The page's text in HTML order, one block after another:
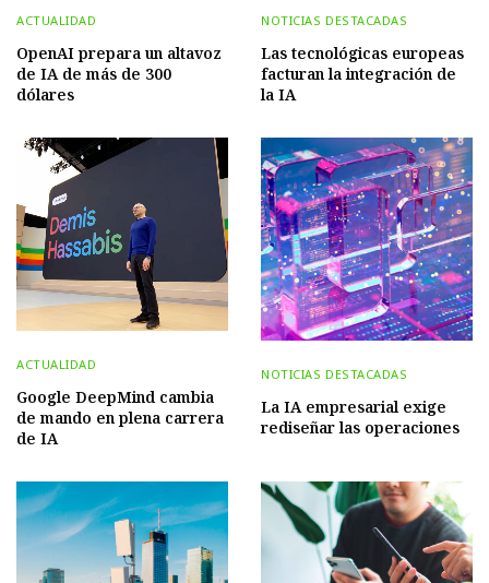
ACTUALIDAD
OpenAI prepara un altavoz
de IA de más de 300
dólares
NOTICIAS DESTACADAS
Las tecnológicas europeas
facturan la integración de
la IA
ACTUALIDAD
Google DeepMind cambia
de mando en plena carrera
de IA
NOTICIAS DESTACADAS
La IA empresarial exige
rediseñar las operaciones